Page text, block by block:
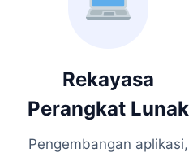
Rekayasa
Perangkat Lunak
Pengembangan aplikasi,